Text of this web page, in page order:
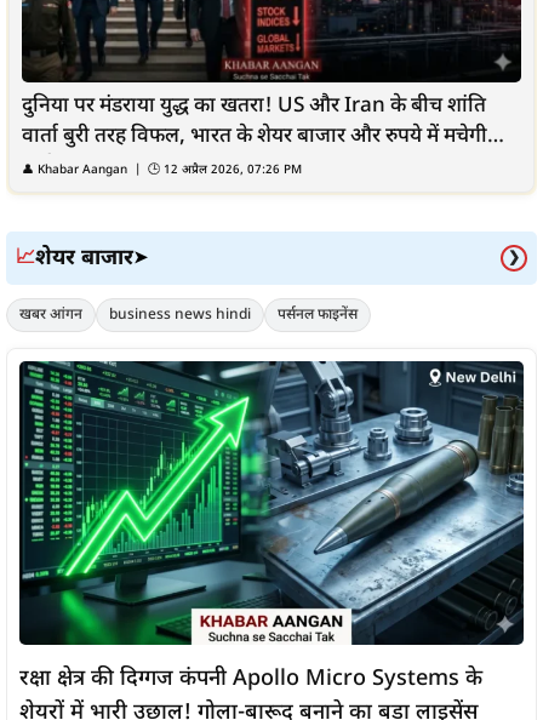
दुनिया पर मंडराया युद्ध का खतरा! US और Iran के बीच शांति
वार्ता बुरी तरह विफल, भारत के शेयर बाजार और रुपये में मचेगी
भारी...
👤 Khabar Aangan | 🕒 12 अप्रैल 2026, 07:26 PM
📈शेयर बाजार➤ ❯
खबर आंगन business news hindi पर्सनल फाइनेंस
रक्षा क्षेत्र की दिग्गज कंपनी Apollo Micro Systems के
शेयरों में भारी उछाल! गोला-बारूद बनाने का बड़ा लाइसेंस